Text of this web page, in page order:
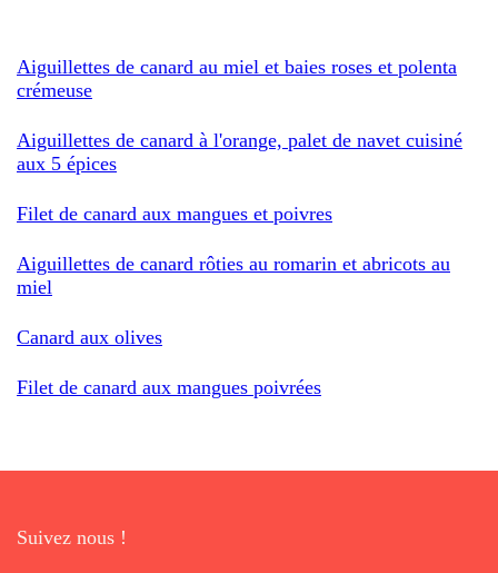
Aiguillettes de canard au miel et baies roses et polenta
crémeuse
Aiguillettes de canard à l'orange, palet de navet cuisiné
aux 5 épices
Filet de canard aux mangues et poivres
Aiguillettes de canard rôties au romarin et abricots au
miel
Canard aux olives
Filet de canard aux mangues poivrées
Suivez nous !